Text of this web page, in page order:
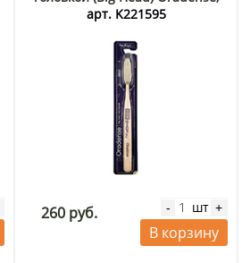
Корея
арт. K221595
260 руб. - шт +
В корзину